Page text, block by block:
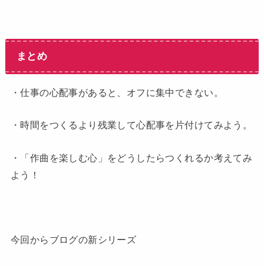
まとめ
・仕事の心配事があると、オフに集中できない。
・時間をつくるより残業して心配事を片付けてみよう。
・「作曲を楽しむ心」をどうしたらつくれるか考えてみ
よう！
今回からブログの新シリーズ